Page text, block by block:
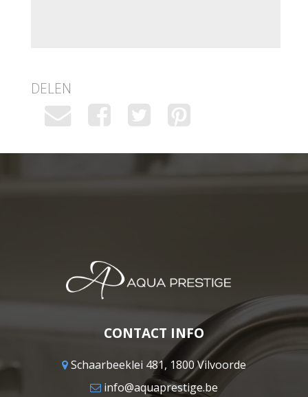
DELEN
CONTACT INFO
Schaarbeeklei 481, 1800 Vilvoorde
info@aquaprestige.be